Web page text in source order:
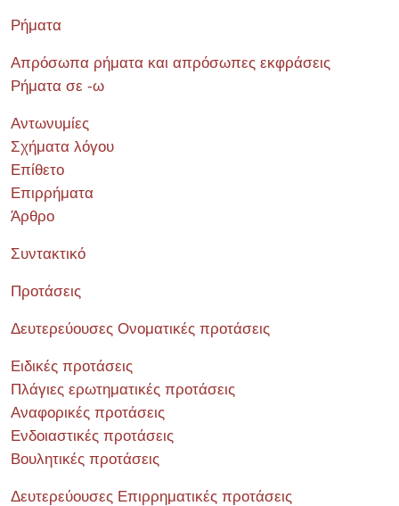
Ρήματα
Απρόσωπα ρήματα και απρόσωπες εκφράσεις
Ρήματα σε -ω
Αντωνυμίες
Σχήματα λόγου
Επίθετο
Επιρρήματα
Άρθρο
Συντακτικό
Προτάσεις
Δευτερεύουσες Ονοματικές προτάσεις
Ειδικές προτάσεις
Πλάγιες ερωτηματικές προτάσεις
Αναφορικές προτάσεις
Ενδοιαστικές προτάσεις
Βουλητικές προτάσεις
Δευτερεύουσες Επιρρηματικές προτάσεις